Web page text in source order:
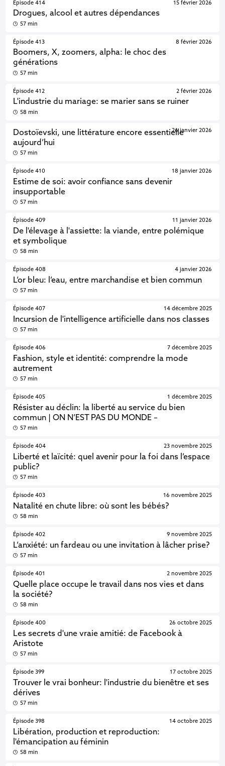
Épisode 414
Drogues, alcool et autres dépendances
15 février 2026
57 min
Épisode 413
Boomers, X, zoomers, alpha: le choc des
générations
8 février 2026
57 min
Épisode 412
L'industrie du mariage: se marier sans se ruiner
2 février 2026
58 min
Dostoïevski, une littérature encore essentielle
aujourd’hui
26 janvier 2026
57 min
Épisode 410
Estime de soi: avoir confiance sans devenir
insupportable
18 janvier 2026
57 min
Épisode 409
De l'élevage à l'assiette: la viande, entre polémique
et symbolique
11 janvier 2026
58 min
Épisode 408
L’or bleu: l’eau, entre marchandise et bien commun
4 janvier 2026
57 min
Épisode 407
Incursion de l'intelligence artificielle dans nos classes
14 décembre 2025
57 min
Épisode 406
Fashion, style et identité: comprendre la mode
autrement
7 décembre 2025
57 min
Épisode 405
Résister au déclin: la liberté au service du bien
commun | ON N’EST PAS DU MONDE –
1 décembre 2025
57 min
Épisode 404
Liberté et laïcité: quel avenir pour la foi dans l’espace
public?
23 novembre 2025
57 min
Épisode 403
Natalité en chute libre: où sont les bébés?
16 novembre 2025
58 min
Épisode 402
L’anxiété: un fardeau ou une invitation à lâcher prise?
9 novembre 2025
57 min
Épisode 401
Quelle place occupe le travail dans nos vies et dans
la société?
2 novembre 2025
58 min
Épisode 400
Les secrets d'une vraie amitié: de Facebook à
Aristote
26 octobre 2025
57 min
Épisode 399
Trouver le vrai bonheur: l'industrie du bienêtre et ses
dérives
17 octobre 2025
57 min
Épisode 398
Libération, production et reproduction:
l'émancipation au féminin
14 octobre 2025
58 min